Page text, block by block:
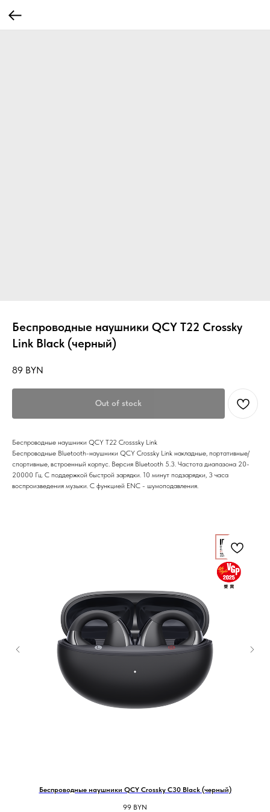
Беспроводные наушники QCY T22 Crossky
Link Black (черный)
89 BYN
Out of stock
Беспроводные наушники QCY T22 Crosssky Link
Беспроводные Bluetooth-наушники QCY Crossky Link накладные, портативные/
спортивные, встроенный корпус. Версия Bluetooth 5.3. Частота диапазона 20-
20000 Гц. С поддержкой быстрой зарядки. 10 минут подзарядки, 3 часа
воспроизведения музыки. С функцией ENC - шумоподавления.
Беспроводные наушники QCY Crossky C30 Black (черный)
99 BYN